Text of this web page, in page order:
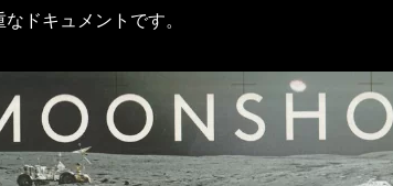
ドキュメントです。